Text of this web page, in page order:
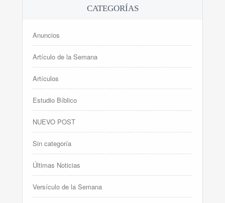
CATEGORÍAS
Anuncios
Artículo de la Semana
Artículos
Estudio Bíblico
NUEVO POST
Sin categoría
Últimas Noticias
Versículo de la Semana